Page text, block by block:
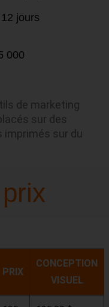
jours
000
de marketing
sur des
sur du
PRIX
CONCEPTION
VISUEL